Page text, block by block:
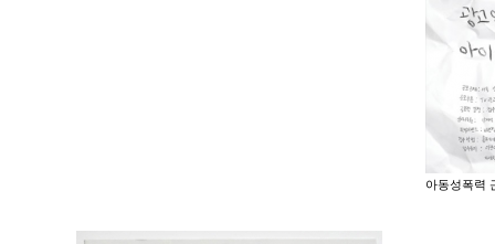
아동성폭력